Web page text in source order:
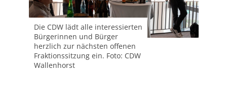
Die CDW lädt alle interessierten
Bürgerinnen und Bürger
herzlich zur nächsten offenen
Fraktionssitzung ein. Foto: CDW
Wallenhorst